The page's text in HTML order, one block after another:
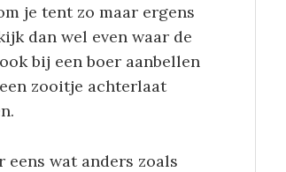
je tent zo maar ergens
dan wel even waar de
bij een boer aanbellen
zooitje achterlaat
wat anders zoals